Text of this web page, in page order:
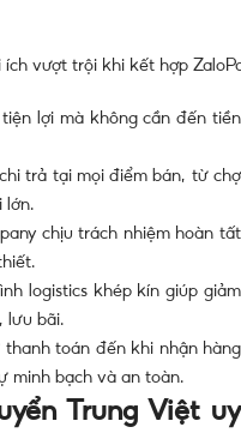
ích vượt trội khi kết hợp
tiện lợi mà không cần đến tiền
trả tại mọi điểm bán, từ chợ
chịu trách nhiệm hoàn tất
logistics khép kín giúp giảm
lưu bãi.
toán đến khi nhận hàng
minh bạch và an toàn.
Trung Việt uy